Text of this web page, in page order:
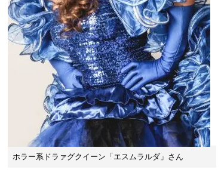
ホラー系ドラァグクイーン「エスムラルダ」さん